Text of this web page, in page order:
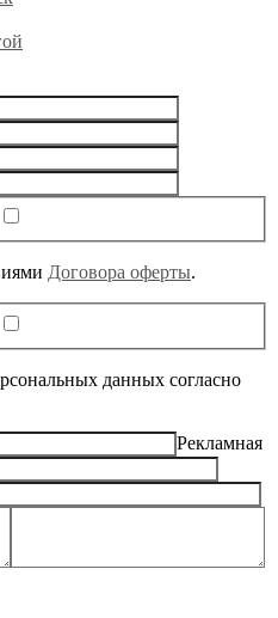
Договора оферты.
данных согласно
Рекламная